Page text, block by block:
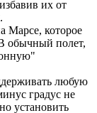
их от
Марсе, которое
обычный полет,
любую
градус не
установить